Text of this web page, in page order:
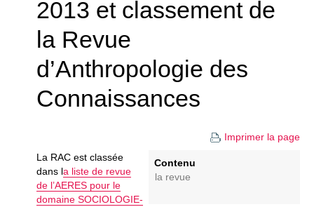
Appels à contributions
Instructions aux auteurs
Evenements
2013 et classement de
la Revue
d’Anthropologie des
Connaissances
Imprimer la page
Contenu
la revue
La RAC est classée
dans la liste de revue
de l’AERES pour le
domaine SOCIOLOGIE-